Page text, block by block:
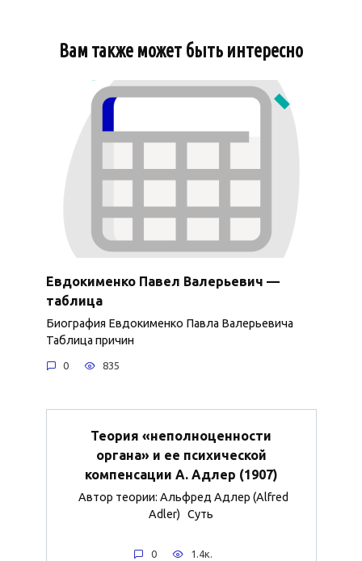
Вам также может быть интересно
Евдокименко Павел Валерьевич —
таблица
Биография Евдокименко Павла Валерьевича
Таблица причин
0 835
Теория «неполноценности
органа» и ее психической
компенсации А. Адлер (1907)
Автор теории: Альфред Адлер (Alfred
Adler) Суть
0 1.4к.